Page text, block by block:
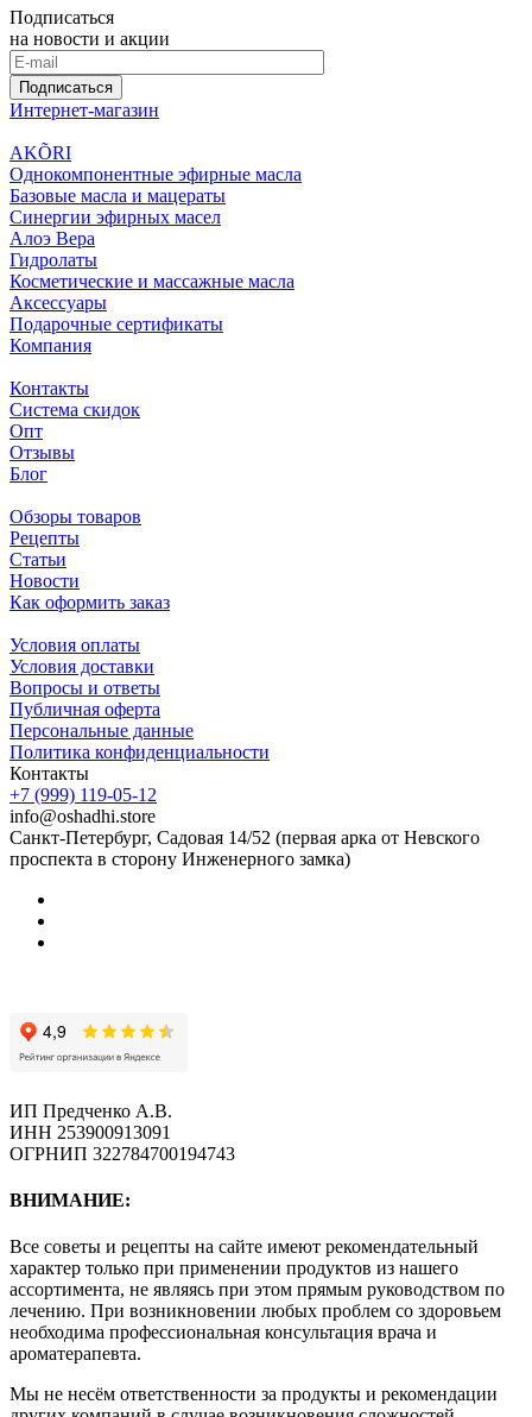
Подписаться
на новости и акции
Подписаться
Интернет-магазин
AKÕRI
Однокомпонентные эфирные масла
Базовые масла и мацераты
Синергии эфирных масел
Алоэ Вера
Гидролаты
Косметические и массажные масла
Аксессуары
Подарочные сертификаты
Компания
Контакты
Система скидок
Опт
Отзывы
Блог
Обзоры товаров
Рецепты
Статьи
Новости
Как оформить заказ
Условия оплаты
Условия доставки
Вопросы и ответы
Публичная оферта
Персональные данные
Политика конфиденциальности
Контакты
+7 (999) 119-05-12
info@oshadhi.store
Санкт-Петербург, Садовая 14/52 (первая арка от Невского
проспекта в сторону Инженерного замка)
ИП Предченко А.В.
ИНН 253900913091
ОГРНИП 322784700194743
ВНИМАНИЕ:
Все советы и рецепты на сайте имеют рекомендательный
характер только при применении продуктов из нашего
ассортимента, не являясь при этом прямым руководством по
лечению. При возникновении любых проблем со здоровьем
необходима профессиональная консультация врача и
ароматерапевта.
Мы не несём ответственности за продукты и рекомендации